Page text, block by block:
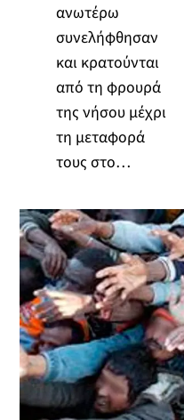
ανωτέρω
συνελήφθησαν
και κρατούνται
από τη φρουρά
της νήσου μέχρι
τη μεταφορά
τους στο…